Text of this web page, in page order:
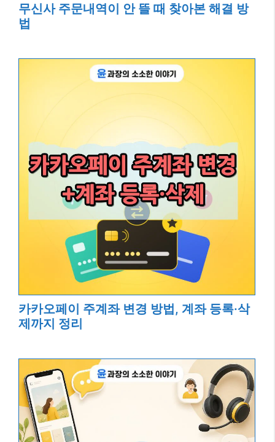
무신사 주문내역이 안 뜰 때 찾아본 해결 방
법
카카오페이 주계좌 변경 방법, 계좌 등록·삭
제까지 정리